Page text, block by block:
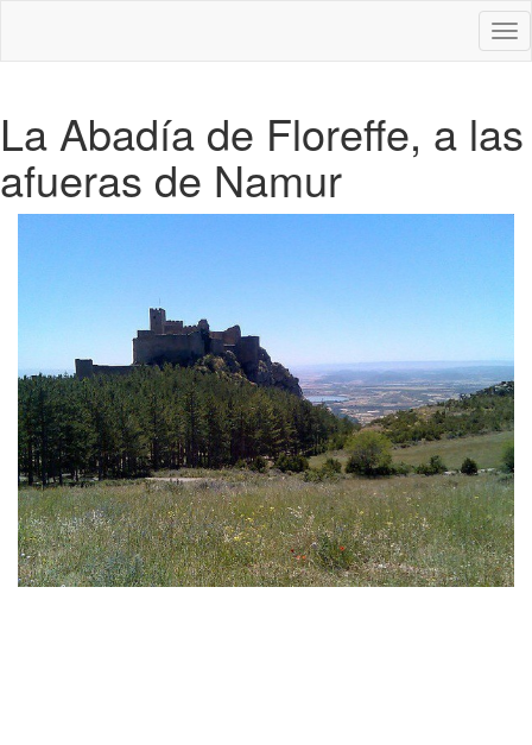
La Abadía de Floreffe, a las
afueras de Namur